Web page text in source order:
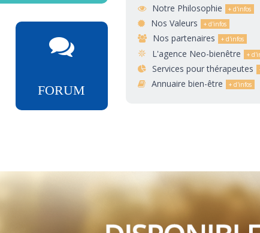
FORUM
Notre Philosophie
Nos Valeurs
Nos partenaires
L'agence Neo-bienêtre
Services pour thérapeutes
Annuaire bien-être